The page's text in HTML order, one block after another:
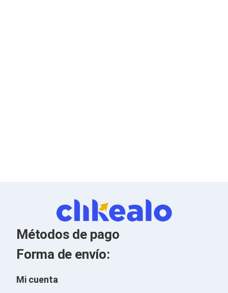
Accesorios para PC's
Bases para PC's
Kits de Herramientas
Candados para PC's
Protectores para PC's
Limpiadores para Electrónicos
Laptops
Métodos de pago
Forma de envío:
Mi cuenta